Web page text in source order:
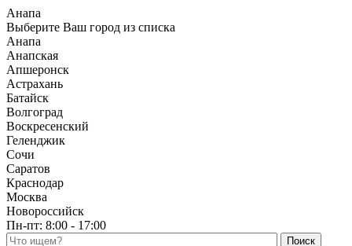
Анапа
Выберите Ваш город из списка
Анапа
Анапская
Апшеронск
Астрахань
Батайск
Волгоград
Воскресенский
Геленджик
Сочи
Саратов
Краснодар
Москва
Новороссийск
Пн-пт: 8:00 - 17:00
Поиск по каталогу